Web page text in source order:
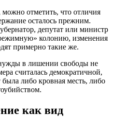
отметить, что отличия
осталось прежним.
депутат или министр
колонию, изменения
примерно такие же.
в лишении свободы не
считалась демократичной,
либо кровная месть, либо
е как вид